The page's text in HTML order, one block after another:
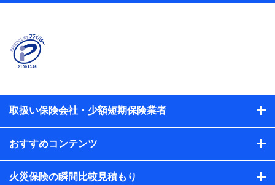
当社又は株式会社NTTドコモが提供する保険関連サービスに
おけるユーザ登録受付および管理のため
当社又は株式会社NTTドコモと取引のあるもしくは委託を受
れらに付帯、関連する当社、株式会社NTTドコモおよび提携
会社のサービスを案内、提供するため
析して、お客さまの趣味・嗜好・傾向に応じたサービス・商
各種セミナーの開催のため
取扱い保険会社・少額短期保険業者
おすすめコンテンツ
火災保険の瞬間比較見積もり